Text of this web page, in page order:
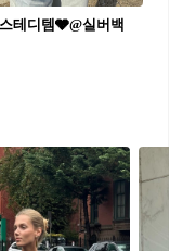
테디템🩶@실버백